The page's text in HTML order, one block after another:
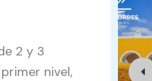
2 y 3
nivel,